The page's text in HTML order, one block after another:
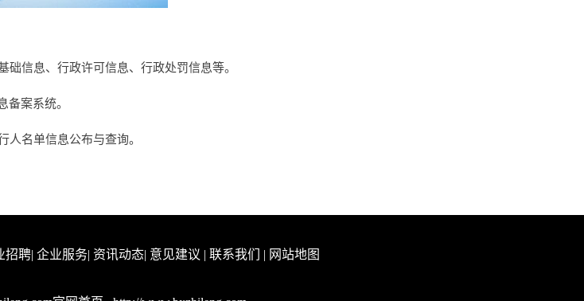
信息、行政许可信息、行政处罚信息等。
备案系统。
人名单信息公布与查询。
招聘| 企业服务| 资讯动态| 意见建议 | 联系我们 | 网站地图